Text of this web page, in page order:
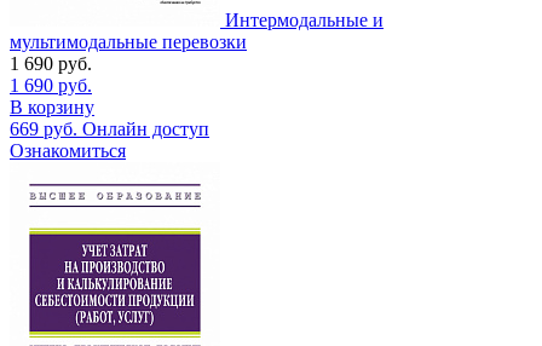
Интермодальные и
мультимодальные перевозки
1 690 руб.
1 690 руб.
В корзину
669 руб. Онлайн доступ
Ознакомиться